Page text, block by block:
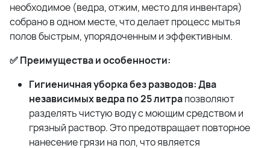
необходимое (ведра, отжим, место для инвентаря)
собрано в одном месте, что делает процесс мытья
полов быстрым, упорядоченным и эффективным.
✅ Преимущества и особенности:
Гигиеничная уборка без разводов:Два
независимых ведра по 25 литрапозволяют
разделять чистую воду с моющим средством и
грязный раствор. Это предотвращает повторное
нанесение грязи на пол, что является